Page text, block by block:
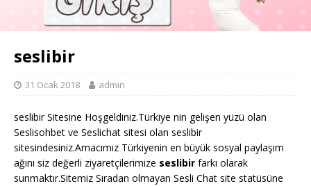
seslibir
31 Ocak 2018 admin
seslibir Sitesine Hoşgeldiniz.Türkiye nin gelişen yüzü olan
Seslisohbet ve Seslichat sitesi olan seslibir
sitesindesiniz.Amacımız Türkiyenin en büyük sosyal paylaşım
ağını siz değerli ziyaretçilerimize seslibir farkı olarak
sunmaktır.Sitemiz Sıradan olmayan Sesli Chat site statüsüne